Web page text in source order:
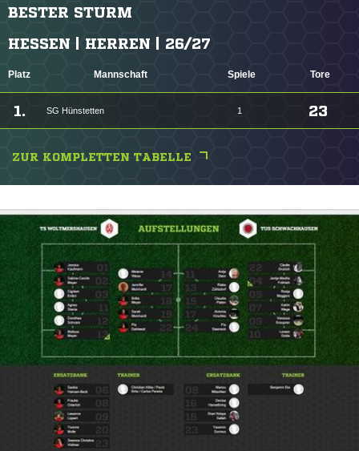
BESTER STURM
HESSEN | HERREN | 26/27
Platz Mannschaft Spiele Tore
1. SG Hünstetten 1 23
ZUR KOMPLETTEN TABELLE